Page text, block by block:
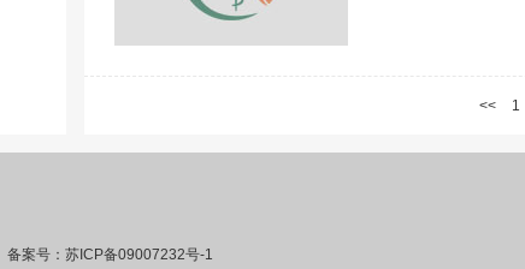
<< 1
备案号：苏ICP备09007232号-1